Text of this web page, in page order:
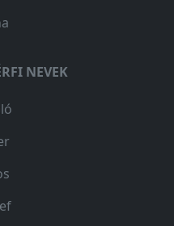
NEVEK